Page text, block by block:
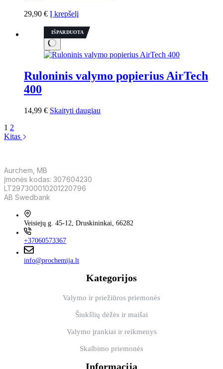
29,90 € Į krepšelį
IŠPARDUOTA
Ruloninis valymo popierius AirTech
400
14,99 € Skaityti daugiau
1 2
Kitas
Aurchem, MB
Įmonės kodas: 307604230
LT297300010201220796
AB Swedbank
Veisiejų g. 45-12, Druskininkai, 66282
+37060573367
info@prochemija.lt
Kategorijos
Valymo ir priežiūros priemonės
Šiukšlių dėžės ir maišai
Valymo įrankiai ir reikmenys
Skalbimo priemonės
Informacija